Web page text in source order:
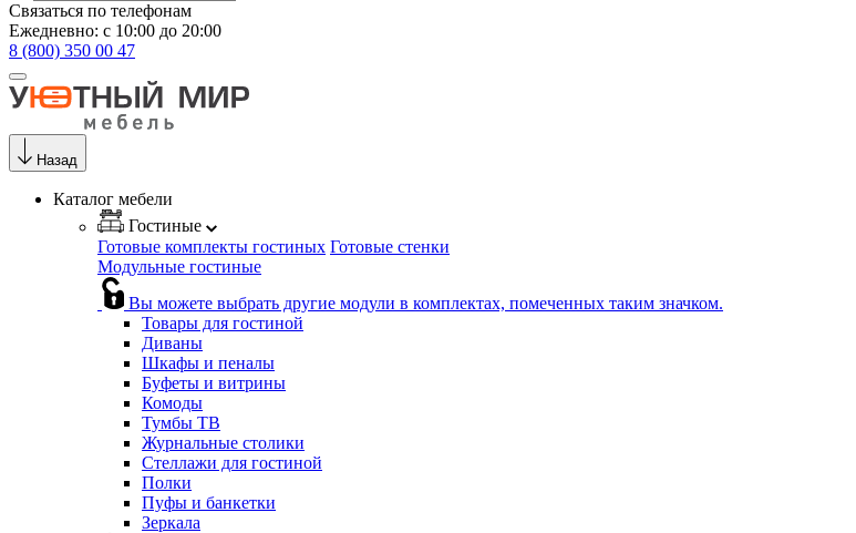
Связаться по телефонам
Ежедневно: с 10:00 до 20:00
8 (800) 350 00 47
Назад
Каталог мебели
Гостиные
Готовые комплекты гостиных Готовые стенки
Модульные гостиные
Вы можете выбрать другие модули в комплектах, помеченных таким значком.
Товары для гостиной
Диваны
Шкафы и пеналы
Буфеты и витрины
Комоды
Тумбы ТВ
Журнальные столики
Стеллажи для гостиной
Полки
Пуфы и банкетки
Зеркала